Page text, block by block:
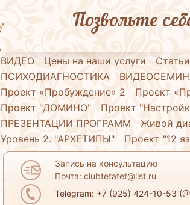
Позвольте
ВИДЕО Цены на наши услуги Статьи
ПСИХОДИАГНОСТИКА
Проект «Пробуждение» 2
Проект
Проект "ДОМИНО"
Проект
ПРЕЗЕНТАЦИИ ПРОГРАММ
Живой
Уровень 2. "АРХЕТИПЫ"
Проект "12
Запись на консультацию
Почта: clubtetatet@list.ru
Telegram: +7 (925) 424-10-53 (